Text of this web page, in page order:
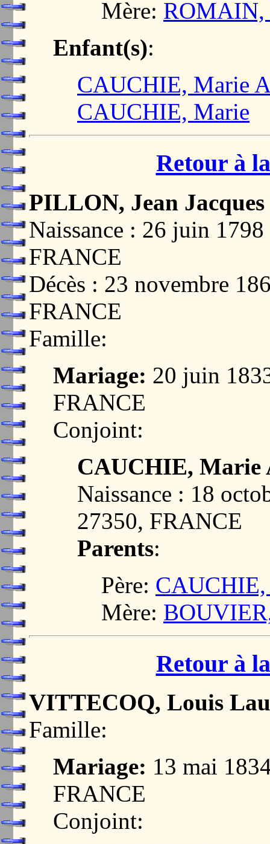
Mère: ROMAIN,
Enfant(s):
CAUCHIE, Marie
CAUCHIE, Marie
Retour à
PILLON, Jean Jacques
Naissance : 26 juin
FRANCE
Décès : 23 novembre
FRANCE
Famille:
Mariage: 20 juin
FRANCE
Conjoint:
CAUCHIE, Marie
Naissance : 18
27350, FRANCE
Parents:
Père:
Mère:
Retour à
VITTECOQ, Louis
Famille:
Mariage: 13 mai
FRANCE
Conjoint: